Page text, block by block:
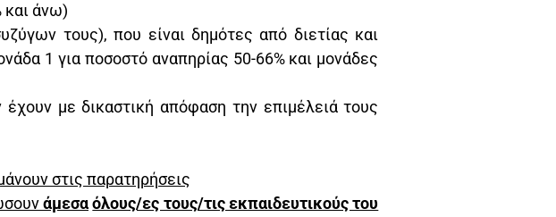
και άνω)
τους), που είναι δημότες από διετίας και
1 για ποσοστό αναπηρίας 50-66% και μονάδες
με δικαστική απόφαση την επιμέλειά τους
στις παρατηρήσεις
άμεσα όλους/ες τους/τις εκπαιδευτικούς του